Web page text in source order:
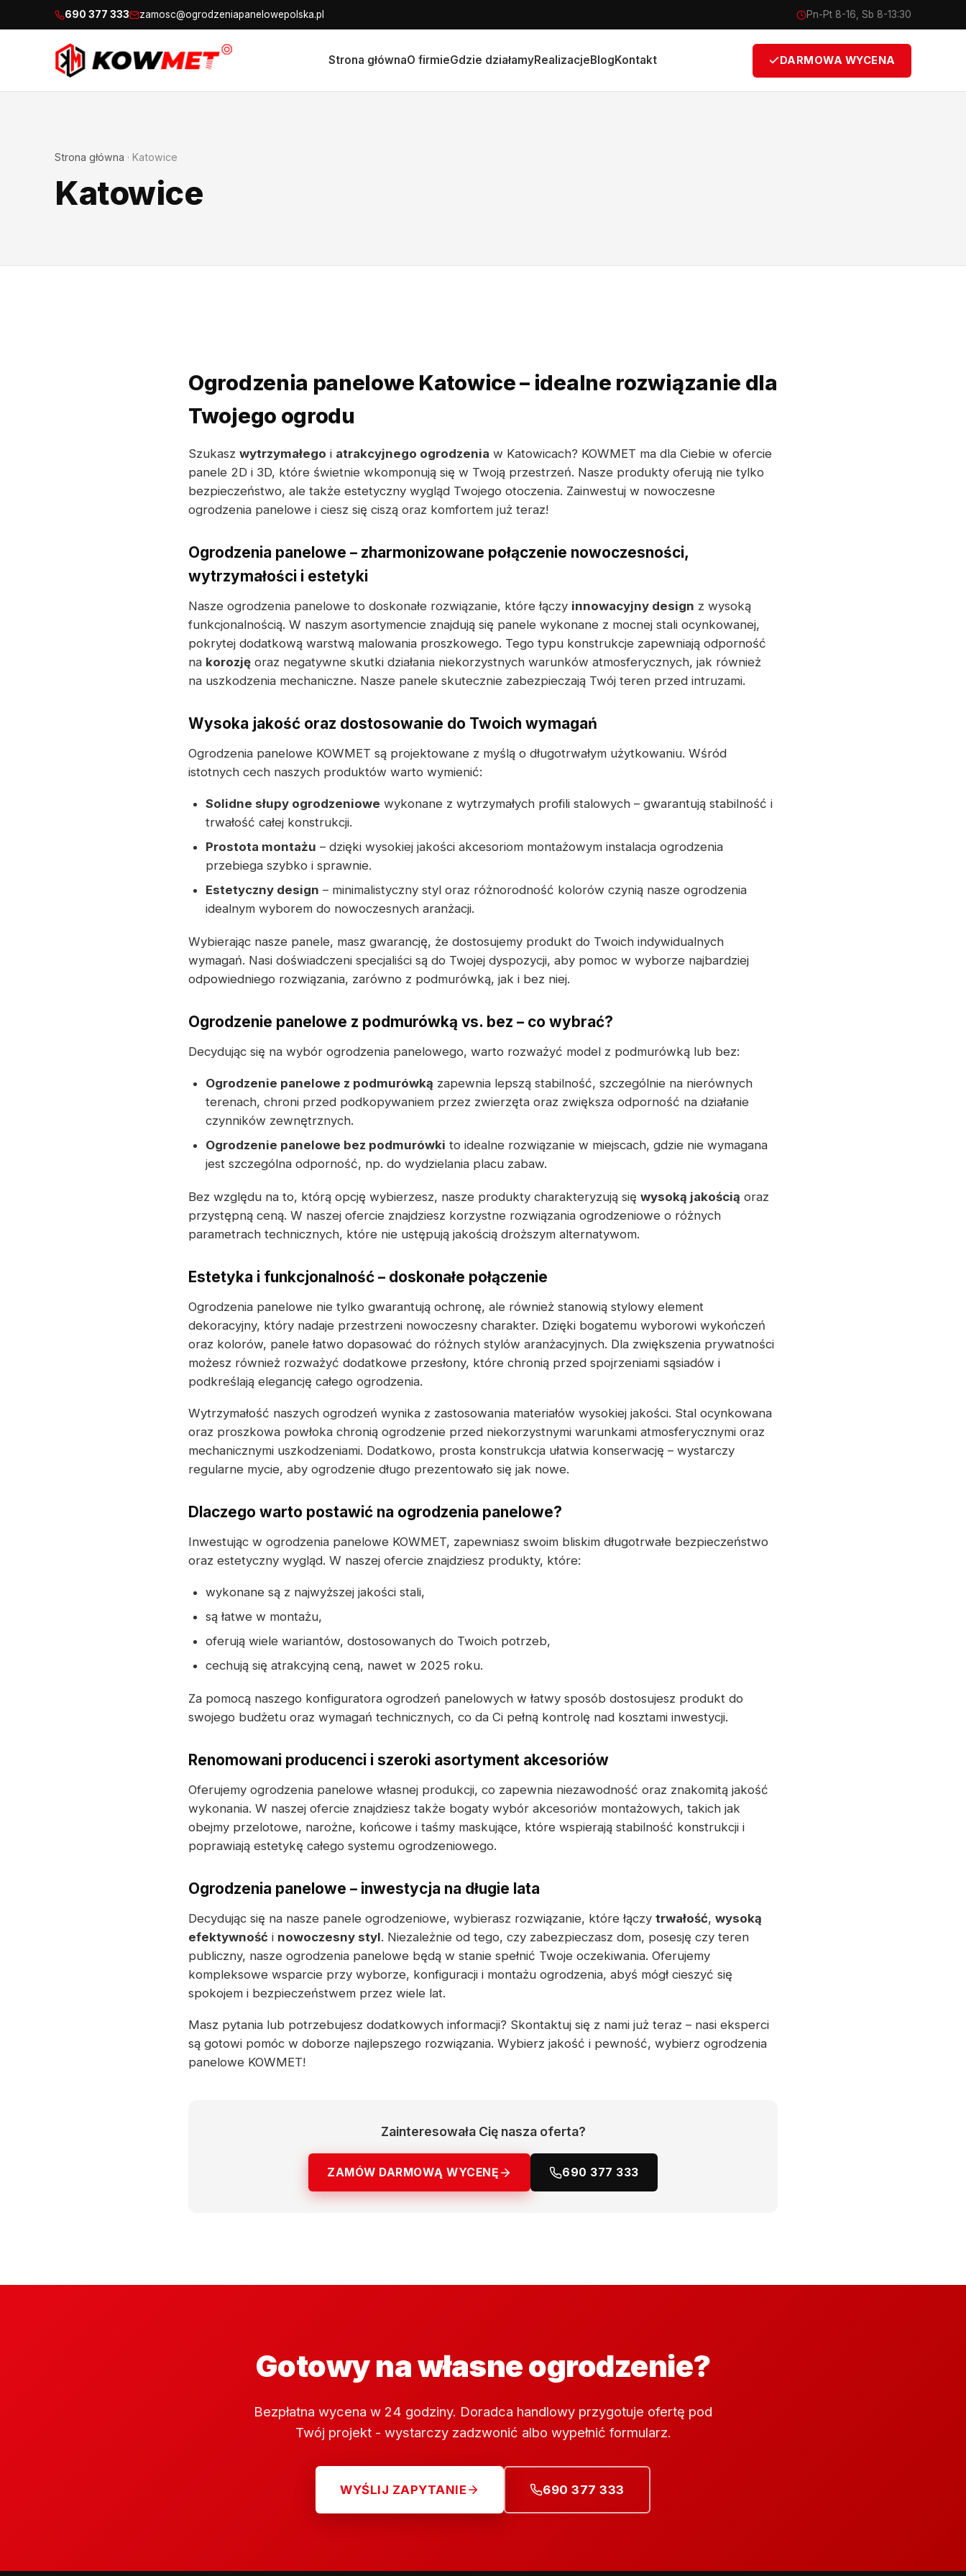
690 377 333 zamosc@ogrodzeniapanelowepolska.pl Pn-Pt 8-16, Sb 8-13:30
Strona głównaO firmieGdzie działamyRealizacjeBlogKontakt DARMOWA WYCENA
Strona główna · Katowice
Katowice
Ogrodzenia panelowe Katowice – idealne rozwiązanie dla
Twojego ogrodu
Szukasz wytrzymałego i atrakcyjnego ogrodzenia w Katowicach? KOWMET ma dla Ciebie w ofercie
panele 2D i 3D, które świetnie wkomponują się w Twoją przestrzeń. Nasze produkty oferują nie tylko
bezpieczeństwo, ale także estetyczny wygląd Twojego otoczenia. Zainwestuj w nowoczesne
ogrodzenia panelowe i ciesz się ciszą oraz komfortem już teraz!
Ogrodzenia panelowe – zharmonizowane połączenie nowoczesności,
wytrzymałości i estetyki
Nasze ogrodzenia panelowe to doskonałe rozwiązanie, które łączy innowacyjny design z wysoką
funkcjonalnością. W naszym asortymencie znajdują się panele wykonane z mocnej stali ocynkowanej,
pokrytej dodatkową warstwą malowania proszkowego. Tego typu konstrukcje zapewniają odporność
na korozję oraz negatywne skutki działania niekorzystnych warunków atmosferycznych, jak również
na uszkodzenia mechaniczne. Nasze panele skutecznie zabezpieczają Twój teren przed intruzami.
Wysoka jakość oraz dostosowanie do Twoich wymagań
Ogrodzenia panelowe KOWMET są projektowane z myślą o długotrwałym użytkowaniu. Wśród
istotnych cech naszych produktów warto wymienić:
Solidne słupy ogrodzeniowe wykonane z wytrzymałych profili stalowych – gwarantują stabilność i
trwałość całej konstrukcji.
Prostota montażu – dzięki wysokiej jakości akcesoriom montażowym instalacja ogrodzenia
przebiega szybko i sprawnie.
Estetyczny design – minimalistyczny styl oraz różnorodność kolorów czynią nasze ogrodzenia
idealnym wyborem do nowoczesnych aranżacji.
Wybierając nasze panele, masz gwarancję, że dostosujemy produkt do Twoich indywidualnych
wymagań. Nasi doświadczeni specjaliści są do Twojej dyspozycji, aby pomoc w wyborze najbardziej
odpowiedniego rozwiązania, zarówno z podmurówką, jak i bez niej.
Ogrodzenie panelowe z podmurówką vs. bez – co wybrać?
Decydując się na wybór ogrodzenia panelowego, warto rozważyć model z podmurówką lub bez:
Ogrodzenie panelowe z podmurówką zapewnia lepszą stabilność, szczególnie na nierównych
terenach, chroni przed podkopywaniem przez zwierzęta oraz zwiększa odporność na działanie
czynników zewnętrznych.
Ogrodzenie panelowe bez podmurówki to idealne rozwiązanie w miejscach, gdzie nie wymagana
jest szczególna odporność, np. do wydzielania placu zabaw.
Bez względu na to, którą opcję wybierzesz, nasze produkty charakteryzują się wysoką jakością oraz
przystępną ceną. W naszej ofercie znajdziesz korzystne rozwiązania ogrodzeniowe o różnych
parametrach technicznych, które nie ustępują jakością droższym alternatywom.
Estetyka i funkcjonalność – doskonałe połączenie
Ogrodzenia panelowe nie tylko gwarantują ochronę, ale również stanowią stylowy element
dekoracyjny, który nadaje przestrzeni nowoczesny charakter. Dzięki bogatemu wyborowi wykończeń
oraz kolorów, panele łatwo dopasować do różnych stylów aranżacyjnych. Dla zwiększenia prywatności
możesz również rozważyć dodatkowe przesłony, które chronią przed spojrzeniami sąsiadów i
podkreślają elegancję całego ogrodzenia.
Wytrzymałość naszych ogrodzeń wynika z zastosowania materiałów wysokiej jakości. Stal ocynkowana
oraz proszkowa powłoka chronią ogrodzenie przed niekorzystnymi warunkami atmosferycznymi oraz
mechanicznymi uszkodzeniami. Dodatkowo, prosta konstrukcja ułatwia konserwację – wystarczy
regularne mycie, aby ogrodzenie długo prezentowało się jak nowe.
Dlaczego warto postawić na ogrodzenia panelowe?
Inwestując w ogrodzenia panelowe KOWMET, zapewniasz swoim bliskim długotrwałe bezpieczeństwo
oraz estetyczny wygląd. W naszej ofercie znajdziesz produkty, które:
wykonane są z najwyższej jakości stali,
są łatwe w montażu,
oferują wiele wariantów, dostosowanych do Twoich potrzeb,
cechują się atrakcyjną ceną, nawet w 2025 roku.
Za pomocą naszego konfiguratora ogrodzeń panelowych w łatwy sposób dostosujesz produkt do
swojego budżetu oraz wymagań technicznych, co da Ci pełną kontrolę nad kosztami inwestycji.
Renomowani producenci i szeroki asortyment akcesoriów
Oferujemy ogrodzenia panelowe własnej produkcji, co zapewnia niezawodność oraz znakomitą jakość
wykonania. W naszej ofercie znajdziesz także bogaty wybór akcesoriów montażowych, takich jak
obejmy przelotowe, narożne, końcowe i taśmy maskujące, które wspierają stabilność konstrukcji i
poprawiają estetykę całego systemu ogrodzeniowego.
Ogrodzenia panelowe – inwestycja na długie lata
Decydując się na nasze panele ogrodzeniowe, wybierasz rozwiązanie, które łączy trwałość, wysoką
efektywność i nowoczesny styl. Niezależnie od tego, czy zabezpieczasz dom, posesję czy teren
publiczny, nasze ogrodzenia panelowe będą w stanie spełnić Twoje oczekiwania. Oferujemy
kompleksowe wsparcie przy wyborze, konfiguracji i montażu ogrodzenia, abyś mógł cieszyć się
spokojem i bezpieczeństwem przez wiele lat.
Masz pytania lub potrzebujesz dodatkowych informacji? Skontaktuj się z nami już teraz – nasi eksperci
są gotowi pomóc w doborze najlepszego rozwiązania. Wybierz jakość i pewność, wybierz ogrodzenia
panelowe KOWMET!
Zainteresowała Cię nasza oferta?
ZAMÓW DARMOWĄ WYCENĘ 690 377 333
Gotowy na własne ogrodzenie?
Bezpłatna wycena w 24 godziny. Doradca handlowy przygotuje ofertę pod
Twój projekt - wystarczy zadzwonić albo wypełnić formularz.
WYŚLIJ ZAPYTANIE 690 377 333